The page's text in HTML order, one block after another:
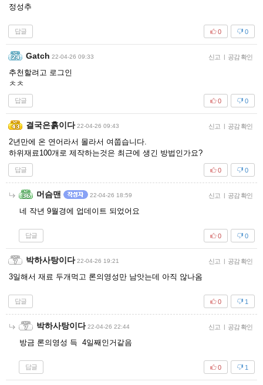
정성추
답글 0
0
Gatch 22-04-26 09:33 신고 공감 확인
추천할려고 로그인
ㅊㅊ
답글 0
0
결국은흙이다 22-04-26 09:43 신고 공감 확인
2년만에 온 연어라서 몰라서 여쭙습니다.
하위재료100개로 제작하는것은 최근에 생긴 방법인가요?
답글 0
0
머슴맨 22-04-26 18:59 신고 공감 확인
네 작년 9월경에 업데이트 되었어요
답글 0
0
박하사탕이다 22-04-26 19:21 신고 공감 확인
3일해서 재료 두개먹고 론의영성만 남앗는데 아직 않나옴
답글 1
0
박하사탕이다 22-04-26 22:44 신고 공감 확인
방금 론의영성 득 4일째인거같음
답글 1
0